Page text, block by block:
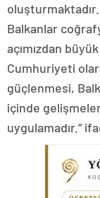
Balkanlar
açımızdan
Cumhuriyeti
güçlenmesi,
içinde
uygulamadır.”